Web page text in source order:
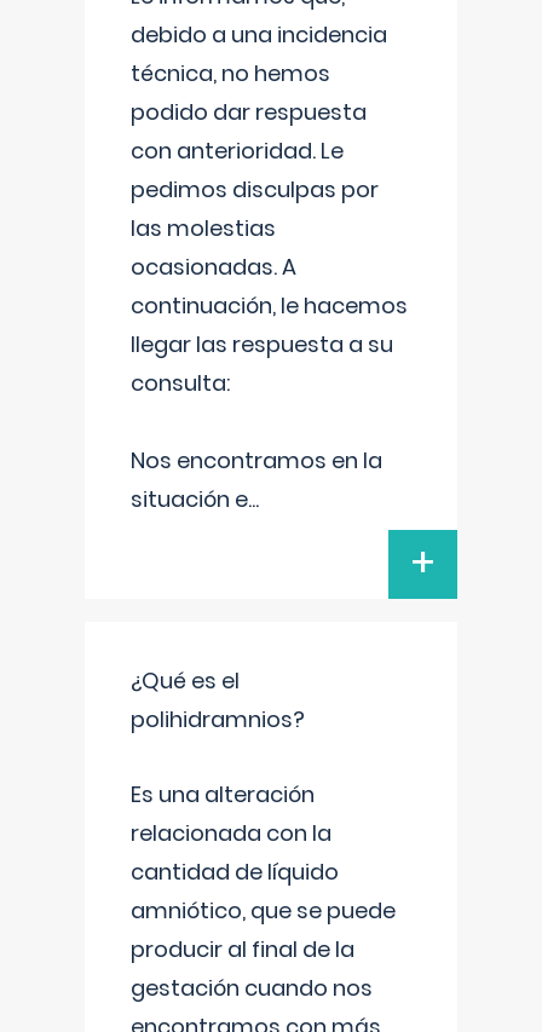
debido a una incidencia
técnica, no hemos
podido dar respuesta
con anterioridad. Le
pedimos disculpas por
las molestias
ocasionadas. A
continuación, le hacemos
llegar las respuesta a su
consulta:
Nos encontramos en la
situación e...
+
¿Qué es el
polihidramnios?
Es una alteración
relacionada con la
cantidad de líquido
amniótico, que se puede
producir al final de la
gestación cuando nos